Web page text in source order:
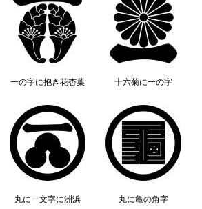
一の字に抱き花杏葉 十六菊に一の字
丸に一文字に洲浜 丸に亀の角字